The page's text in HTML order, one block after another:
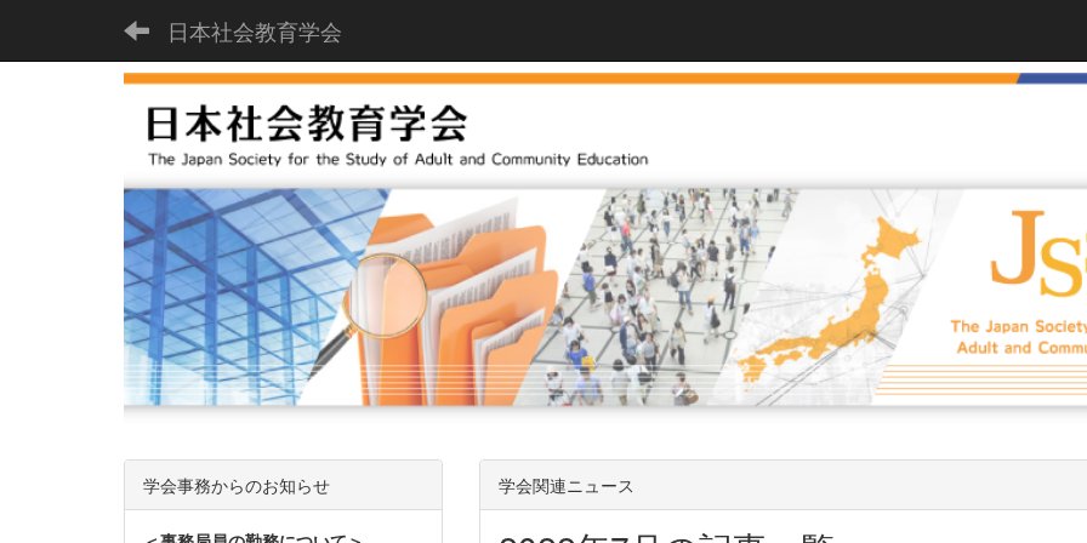
日本社会教育学会
学会関連ニュース
学会事務からのお知らせ